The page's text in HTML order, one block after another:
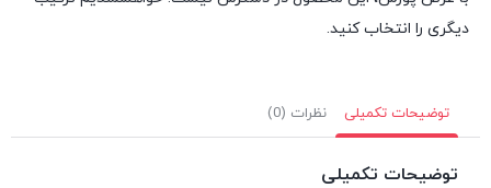
دیگری را انتخاب کنید.
توضیحات تکمیلی نظرات (0)
توضیحات تکمیلی